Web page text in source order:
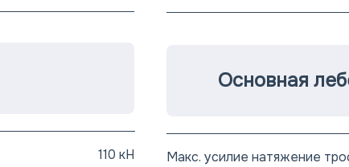
Основная
Макс. усилие натяжение
110 кН